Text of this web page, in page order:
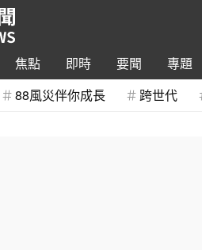
焦點 即時 要聞 專題
88風災伴你成長 跨世代